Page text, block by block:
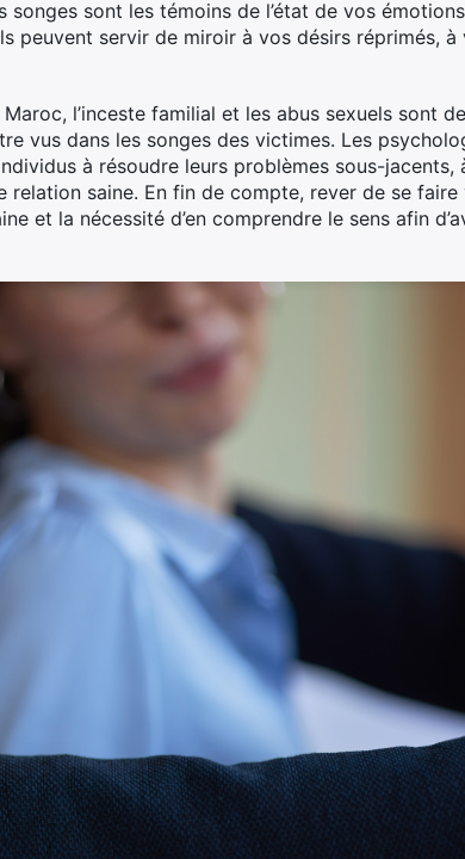
songes sont les témoins de l’état de vos
peuvent servir de miroir à vos désirs réprimés,
l’inceste familial et les abus sexuels sont
vus dans les songes des victimes. Les
à résoudre leurs problèmes sous-jacents,
relation saine. En fin de compte, rever de se
et la nécessité d’en comprendre le sens afin